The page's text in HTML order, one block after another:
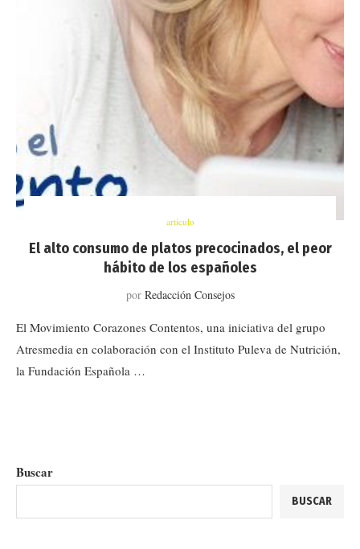
artículo
El alto consumo de platos precocinados, el peor
hábito de los españoles
por Redacción Consejos
El Movimiento Corazones Contentos, una iniciativa del grupo
Atresmedia en colaboración con el Instituto Puleva de Nutrición,
la Fundación Española …
Buscar
BUSCAR